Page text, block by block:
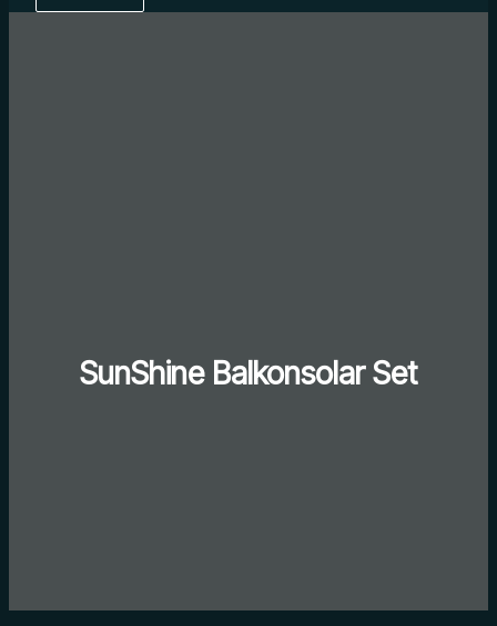
SunShine Balkonsolar Set